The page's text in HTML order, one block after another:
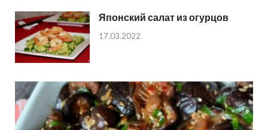
Японский салат из огурцов
17.03.2022